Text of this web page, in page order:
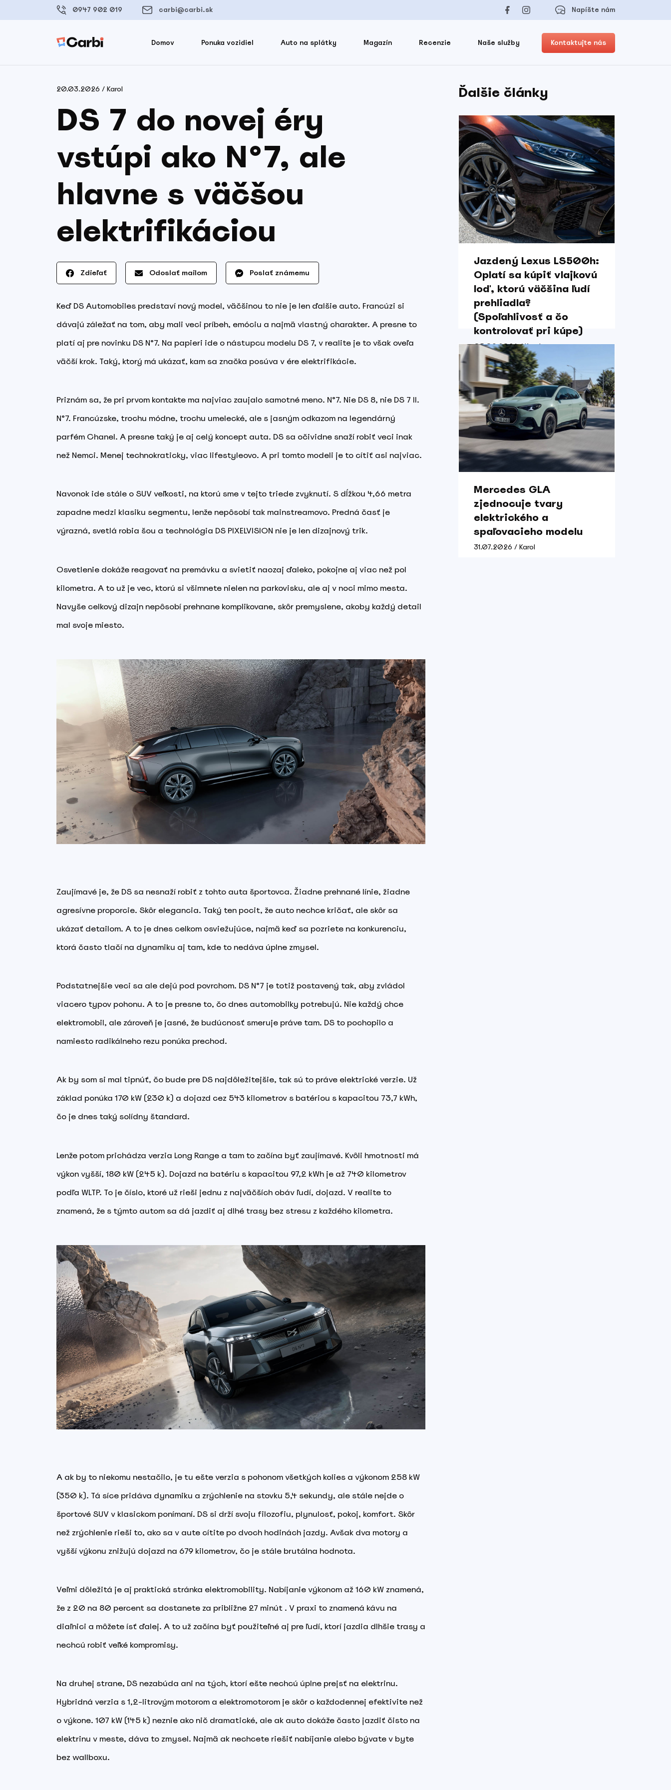
0947 902 019 carbi@carbi.sk Napíšte nám
Domov Ponuka vozidiel Auto na splátky Magazín Recenzie Naše služby Kontaktujte nás
20.03.2026 / Karol
DS 7 do novej éry
vstúpi ako N°7, ale
hlavne s väčšou
elektrifikáciou
Zdieľať Odoslať mailom Poslať známemu
Keď DS Automobiles predstaví nový model, väčšinou to nie je len ďalšie auto. Francúzi si
dávajú záležať na tom, aby mali veci príbeh, emóciu a najmä vlastný charakter. A presne to
platí aj pre novinku DS N°7. Na papieri ide o nástupcu modelu DS 7, v realite je to však oveľa
väčší krok. Taký, ktorý má ukázať, kam sa značka posúva v ére elektrifikácie.
Priznám sa, že pri prvom kontakte ma najviac zaujalo samotné meno. N°7. Nie DS 8, nie DS 7 II.
N°7. Francúzske, trochu módne, trochu umelecké, ale s jasným odkazom na legendárný
parfém Chanel. A presne taký je aj celý koncept auta. DS sa očividne snaží robiť veci inak
než Nemci. Menej technokraticky, viac lifestyleovo. A pri tomto modeli je to cítiť asi najviac.
Navonok ide stále o SUV veľkosti, na ktorú sme v tejto triede zvyknutí. S dĺžkou 4,66 metra
zapadne medzi klasiku segmentu, lenže nepôsobí tak mainstreamovo. Predná časť je
výrazná, svetlá robia šou a technológia DS PIXELVISION nie je len dizajnový trik.
Osvetlenie dokáže reagovať na premávku a svietiť naozaj ďaleko, pokojne aj viac než pol
kilometra. A to už je vec, ktorú si všimnete nielen na parkovisku, ale aj v noci mimo mesta.
Navyše celkový dizajn nepôsobí prehnane komplikovane, skôr premyslene, akoby každý detail
mal svoje miesto.
Zaujímavé je, že DS sa nesnaží robiť z tohto auta športovca. Žiadne prehnané línie, žiadne
agresívne proporcie. Skôr elegancia. Taký ten pocit, že auto nechce kričať, ale skôr sa
ukázať detailom. A to je dnes celkom osviežujúce, najmä keď sa pozriete na konkurenciu,
ktorá často tlačí na dynamiku aj tam, kde to nedáva úplne zmysel.
Podstatnejšie veci sa ale dejú pod povrchom. DS N°7 je totiž postavený tak, aby zvládol
viacero typov pohonu. A to je presne to, čo dnes automobilky potrebujú. Nie každý chce
elektromobil, ale zároveň je jasné, že budúcnosť smeruje práve tam. DS to pochopilo a
namiesto radikálneho rezu ponúka prechod.
Ak by som si mal tipnúť, čo bude pre DS najdôležitejšie, tak sú to práve elektrické verzie. Už
základ ponúka 170 kW (230 k) a dojazd cez 543 kilometrov s batériou s kapacitou 73,7 kWh,
čo je dnes taký solídny štandard.
Lenže potom prichádza verzia Long Range a tam to začína byť zaujímavé. Kvôli hmotnosti má
výkon vyšší, 180 kW (245 k). Dojazd na batériu s kapacitou 97,2 kWh je až 740 kilometrov
podľa WLTP. To je číslo, ktoré už rieši jednu z najväčších obáv ľudí, dojazd. V realite to
znamená, že s týmto autom sa dá jazdiť aj dlhé trasy bez stresu z každého kilometra.
A ak by to niekomu nestačilo, je tu ešte verzia s pohonom všetkých kolies a výkonom 258 kW
(350 k). Tá síce pridáva dynamiku a zrýchlenie na stovku 5,4 sekundy, ale stále nejde o
športové SUV v klasickom ponímaní. DS si drží svoju filozofiu, plynulosť, pokoj, komfort. Skôr
než zrýchlenie rieši to, ako sa v aute cítite po dvoch hodinách jazdy. Avšak dva motory a
vyšší výkonu znižujú dojazd na 679 kilometrov, čo je stále brutálna hodnota.
Veľmi dôležitá je aj praktická stránka elektromobility. Nabíjanie výkonom až 160 kW znamená,
že z 20 na 80 percent sa dostanete za približne 27 minút . V praxi to znamená kávu na
diaľnici a môžete ísť ďalej. A to už začína byť použiteľné aj pre ľudí, ktorí jazdia dlhšie trasy a
nechcú robiť veľké kompromisy.
Na druhej strane, DS nezabúda ani na tých, ktorí ešte nechcú úplne prejsť na elektrinu.
Hybridná verzia s 1,2-litrovým motorom a elektromotorom je skôr o každodennej efektivite než
o výkone. 107 kW (145 k) neznie ako nič dramatické, ale ak auto dokáže často jazdiť čisto na
elektrinu v meste, dáva to zmysel. Najmä ak nechcete riešiť nabíjanie alebo bývate v byte
bez wallboxu.
Ďalšie články
Jazdený Lexus LS500h:
Oplatí sa kúpiť vlajkovú
loď, ktorú väčšina ľudí
prehliadla?
(Spoľahlivosť a čo
kontrolovať pri kúpe)
05.08.2026 / Karol
Mercedes GLA
zjednocuje tvary
elektrického a
spaľovacieho modelu
31.07.2026 / Karol